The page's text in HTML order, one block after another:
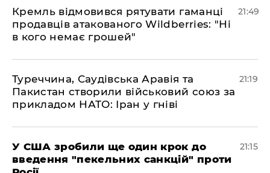
​Кремль відмовився рятувати гаманці
продавців атакованого Wildberries: "Ні
в кого немає грошей"
21:49
​Туреччина, Саудівська Аравія та
Пакистан створили військовий союз за
прикладом НАТО: Іран у гніві
21:19
​У США зробили ще один крок до
введення "пекельних санкцій" проти
21:15